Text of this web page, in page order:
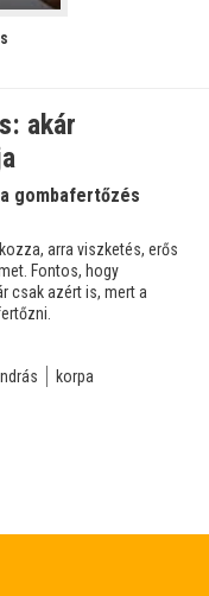
akár
gombafertőzés
arra viszketés, erős
Fontos, hogy
csak azért is, mert a
korpa